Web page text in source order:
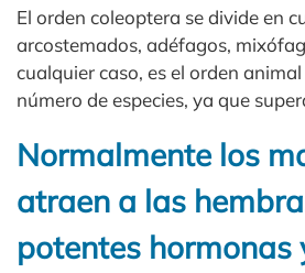
El orden coleoptera se divide en
arcostemados, adéfagos,
cualquier caso, es el orden
número de especies, ya que
Normalmente los
atraen a las
potentes hormonas